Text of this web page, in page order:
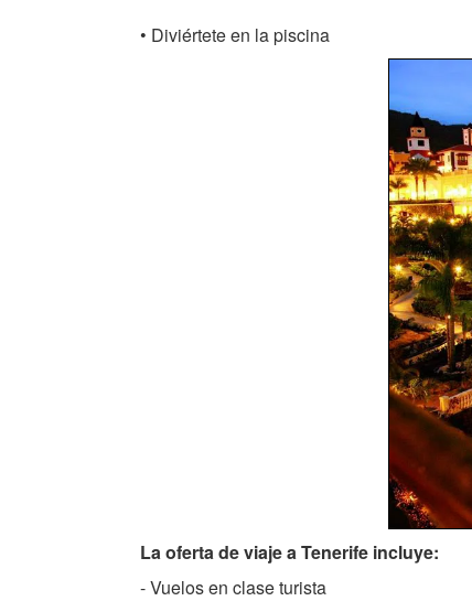
• Diviértete en la piscina
La oferta de viaje a Tenerife incluye:
- Vuelos en clase turista